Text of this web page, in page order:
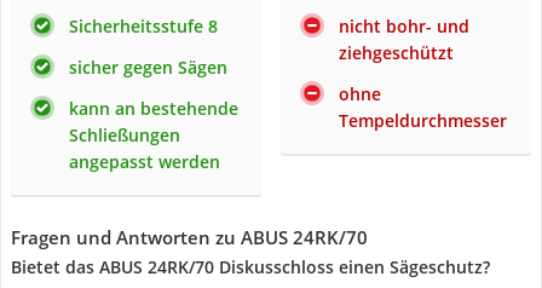
Sicherheitsstufe 8
sicher gegen Sägen
kann an bestehende
Schließungen
angepasst werden
nicht bohr- und
ziehgeschützt
ohne
Tempeldurchmesser
Fragen und Antworten zu ABUS 24RK/70
Bietet das ABUS 24RK/70 Diskusschloss einen Sägeschutz?